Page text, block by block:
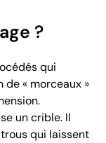
?
qui
« morceaux »
un crible. Il
qui laissent